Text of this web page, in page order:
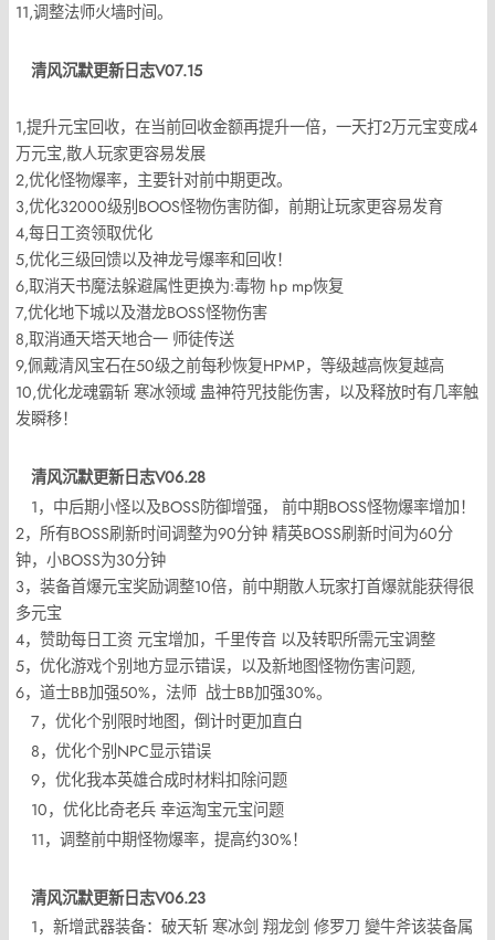
11,调整法师火墙时间。
清风沉默更新日志V07.15
1,提升元宝回收，在当前回收金额再提升一倍，一天打2万元宝变成4
万元宝,散人玩家更容易发展
2,优化怪物爆率，主要针对前中期更改。
3,优化32000级别BOOS怪物伤害防御，前期让玩家更容易发育
4,每日工资领取优化
5,优化三级回馈以及神龙号爆率和回收！
6,取消天书魔法躲避属性更换为:毒物 hp mp恢复
7,优化地下城以及潜龙BOSS怪物伤害
8,取消通天塔天地合一 师徒传送
9,佩戴清风宝石在50级之前每秒恢复HPMP，等级越高恢复越高
10,优化龙魂霸斩 寒冰领域 蛊神符咒技能伤害，以及释放时有几率触
发瞬移！
清风沉默更新日志V06.28
1，中后期小怪以及BOSS防御增强， 前中期BOSS怪物爆率增加！
2，所有BOSS刷新时间调整为90分钟 精英BOSS刷新时间为60分
钟，小BOSS为30分钟
3，装备首爆元宝奖励调整10倍，前中期散人玩家打首爆就能获得很
多元宝
4，赞助每日工资 元宝增加，千里传音 以及转职所需元宝调整
5，优化游戏个别地方显示错误，以及新地图怪物伤害问题,
6，道士BB加强50%，法师 战士BB加强30%。
7，优化个别限时地图，倒计时更加直白
8，优化个别NPC显示错误
9，优化我本英雄合成时材料扣除问题
10，优化比奇老兵 幸运淘宝元宝问题
11，调整前中期怪物爆率，提高约30%！
清风沉默更新日志V06.23
1，新增武器装备：破天斩 寒冰剑 翔龙剑 修罗刀 變牛斧该装备属